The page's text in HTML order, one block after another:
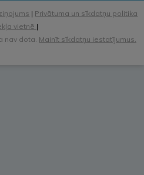
| Privātuma un sīkdatņu politika
vietnē |
nav dota. Mainīt sīkdatņu iestatījumus.